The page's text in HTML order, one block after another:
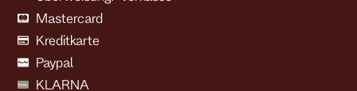
Mastercard
Kreditkarte
Paypal
KLARNA